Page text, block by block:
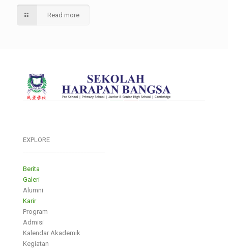
Read more
EXPLORE
Berita
Galeri
Alumni
Karir
Program
Admisi
Kalendar Akademik
Kegiatan